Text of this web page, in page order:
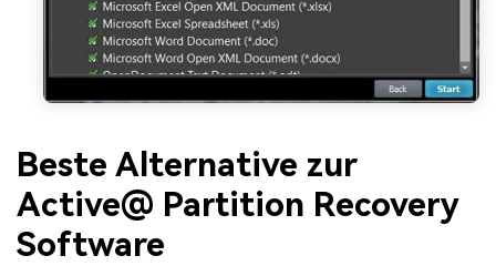
Beste Alternative zur
Active@ Partition Recovery
Software